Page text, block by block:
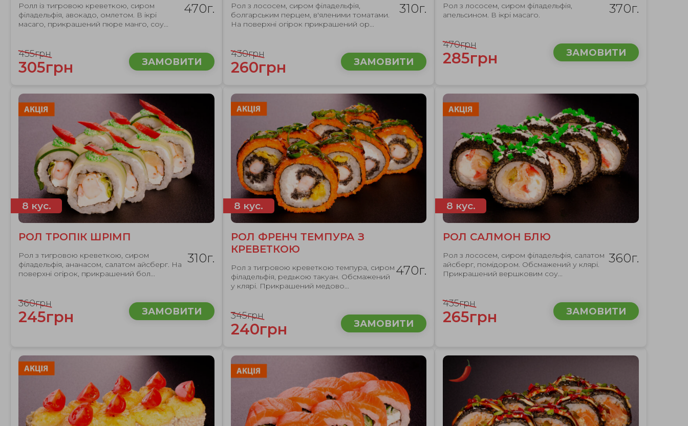
Ролл із тигровою креветкою, сиром
філадельфія, авокадо, омлетом. В ікрі
масаго, прикрашений пюре манго, соу...
470г.
455грн
305грн ЗАМОВИТИ
Рол з лососем, сиром філадельфія,
болгарським перцем, в'яленими томатами.
На поверхні огірок прикрашений ор...
310г.
430грн
260грн ЗАМОВИТИ
Рол з лососем, сиром філадельфія,
апельсином. В ікрі масаго.
370г.
470грн
285грн ЗАМОВИТИ
8 кус.
РОЛ ТРОПІК ШРІМП
Рол з тигровою креветкою, сиром
філадельфія, ананасом, салатом айсберг. На
поверхні огірок, прикрашений бол...
310г.
360грн
245грн ЗАМОВИТИ
8 кус.
РОЛ ФРЕНЧ ТЕМПУРА З
КРЕВЕТКОЮ
Рол з тигровою креветкою темпура, сиром
філадельфія, редькою такуан. Обсмажений
у клярі. Прикрашений медово...
470г.
345грн
240грн ЗАМОВИТИ
8 кус.
РОЛ САЛМОН БЛЮ
Рол з лососем, сиром філадельфія, салатом
айсберг, помідором. Обсмажений у клярі.
Прикрашений вершковим соу...
360г.
435грн
265грн ЗАМОВИТИ